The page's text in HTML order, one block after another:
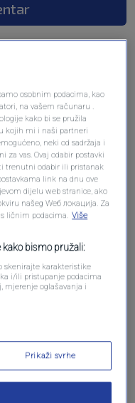
osobnim podacima, kao
na vašem računaru .
kako bi se pružila
kojih mi i naši partneri
neki od sadržaja i
za vas. Ovaj odabir postavki
trenutni odabir ili pristanak
link na dnu ove
dijelu web stranice, ako
našeg Wеб локација. Za
ličnim podacima. Više
bismo pružali:
skenirajte karakteristike
i/ili pristupanje podacima
mjerenje oglašavanja i
Prikaži svrhe